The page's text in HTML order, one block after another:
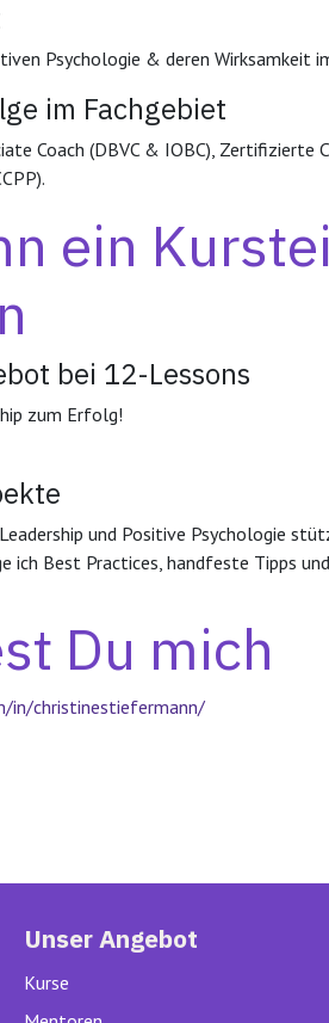
Psychologie & deren Wirksamkeit
im Fachgebiet
Coach (DBVC & IOBC),
ein
bei 12-Lessons
zum Erfolg!
und Positive Psychologie
ich Best Practices, handfeste Tipps
Du mich
in/christinestiefermann/
Unser Angebot
Kurse